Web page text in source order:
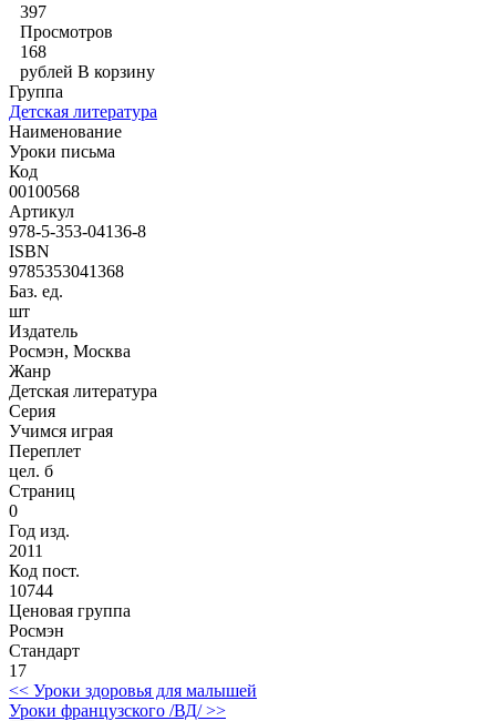
397
Просмотров
168
рублей В корзину
Группа
Детская литература
Наименование
Уроки письма
Код
00100568
Артикул
978-5-353-04136-8
ISBN
9785353041368
Баз. ед.
шт
Издатель
Росмэн, Москва
Жанр
Детская литература
Серия
Учимся играя
Переплет
цел. б
Страниц
0
Год изд.
2011
Код пост.
10744
Ценовая группа
Росмэн
Стандарт
17
<< Уроки здоровья для малышей
Уроки французского /ВД/ >>